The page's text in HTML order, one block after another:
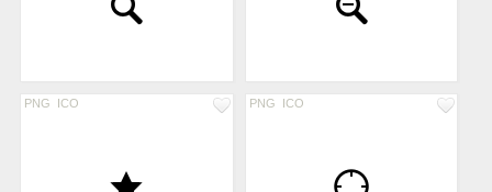
PNG ICO PNG ICO